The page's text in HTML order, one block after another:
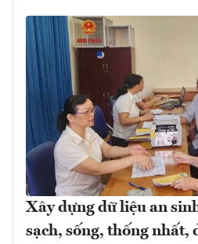
Xây dựng dữ liệu an
sạch, sống, thống nhất,